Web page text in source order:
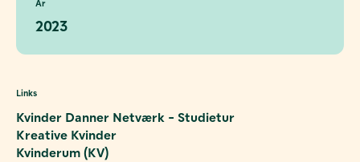
År
2023
Links
Kvinder Danner Netværk - Studietur
Kreative Kvinder
Kvinderum (KV)